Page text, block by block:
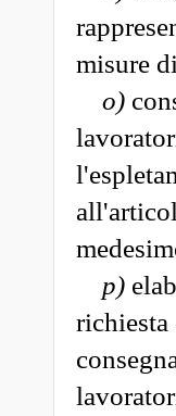
misure
o)
p)
richiesta